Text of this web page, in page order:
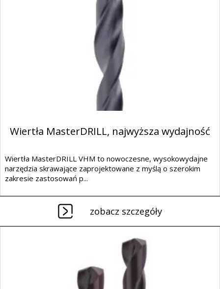
Wiertła MasterDRILL, najwyższa wydajność
Wiertła MasterDRILL VHM to nowoczesne, wysokowydajne
narzędzia skrawające zaprojektowane z myślą o szerokim
zakresie zastosowań p...
zobacz szczegóły